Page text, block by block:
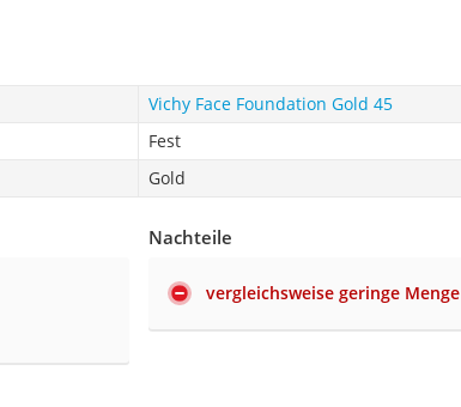
Vichy Face Foundation Gold 45
Fest
Gold
Nachteile
vergleichsweise geringe Menge